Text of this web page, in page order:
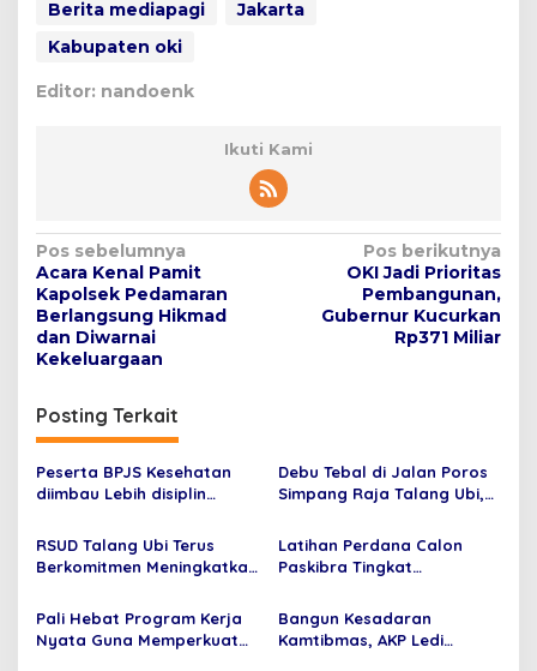
Berita mediapagi
Jakarta
Kabupaten oki
Editor: nandoenk
Ikuti Kami
N
a
v
i
a
s
i
o
Pos sebelumnya
Acara Kenal Pamit
Kapolsek Pedamaran
Berlangsung Hikmad
dan Diwarnai
Kekeluargaan
Pos berikutnya
OKI Jadi Prioritas
Pembangunan,
Gubernur Kucurkan
Rp371 Miliar
Posting Terkait
Peserta BPJS Kesehatan
diimbau Lebih disiplin
Jalan Sesuai Jadwal yang
ditetapkan
Debu Tebal di Jalan Poros
Simpang Raja Talang Ubi,
yang Bermukim di
Sepanjang Jalan Tersebut
RSUD Talang Ubi Terus
Berkomitmen Meningkatkan
Masyarakat dengan
Menghadirkan Kanal
Pengaduan Resmi
Latihan Perdana Calon
Paskibra Tingkat
Tahun 2026 Resmi Dimulai
Pali Hebat Program Kerja
Nyata Guna Memperkuat
Bangun Kesadaran
Kamtibmas, AKP Ledi